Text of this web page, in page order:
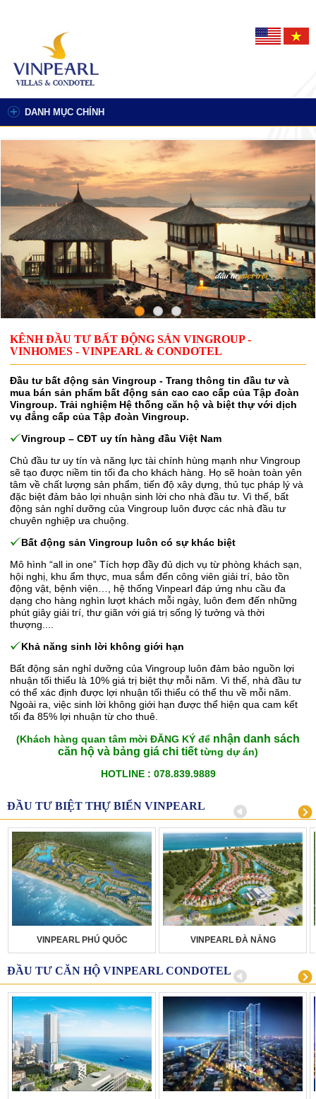
DANH MỤC CHÍNH
KÊNH ĐẦU TƯ BẤT ĐỘNG SẢN VINGROUP -
VINHOMES - VINPEARL & CONDOTEL
Đầu tư bất động sản Vingroup - Trang thông tin đầu tư và
mua bán sản phẩm bất động sản cao cao cấp của Tập đoàn
Vingroup. Trải nghiệm Hệ thống căn hộ và biệt thự với dịch
vụ đẳng cấp của Tập đoàn Vingroup.
Vingroup – CĐT uy tín hàng đầu Việt Nam
Chủ đầu tư uy tín và năng lực tài chính hùng mạnh như Vingroup
sẽ tạo được niềm tin tối đa cho khách hàng. Họ sẽ hoàn toàn yên
tâm về chất lượng sản phẩm, tiến độ xây dựng, thủ tục pháp lý và
đặc biệt đảm bảo lợi nhuận sinh lời cho nhà đầu tư. Vì thế, bất
động sản nghỉ dưỡng của Vingroup luôn được các nhà đầu tư
chuyên nghiệp ưa chuộng.
Bất động sản Vingroup luôn có sự khác biệt
Mô hình “all in one” Tích hợp đầy đủ dịch vụ từ phòng khách sạn,
hội nghị, khu ẩm thực, mua sắm đến công viên giải trí, bảo tồn
động vật, bệnh viện…, hệ thống Vinpearl đáp ứng nhu cầu đa
dạng cho hàng nghìn lượt khách mỗi ngày, luôn đem đến những
phút giây giải trí, thư giãn với giá trị sống lý tưởng và thời
thượng....
Khả năng sinh lời không giới hạn
Bất động sản nghỉ dưỡng của Vingroup luôn đảm bảo nguồn lợi
nhuận tối thiểu là 10% giá trị biệt thự mỗi năm. Vì thế, nhà đầu tư
có thể xác định được lợi nhuận tối thiểu có thể thu về mỗi năm.
Ngoài ra, việc sinh lời không giới hạn được thể hiện qua cam kết
tối đa 85% lợi nhuận từ cho thuê.
(Khách hàng quan tâm mời ĐĂNG KÝ để nhận danh sách
căn hộ và bảng giá chi tiết từng dự án)
HOTLINE : 078.839.9889
ĐẦU TƯ BIỆT THỰ BIỂN VINPEARL
VINPEARL PHÚ QUỐC VINPEARL ĐÀ NẴNG
ĐẦU TƯ CĂN HỘ VINPEARL CONDOTEL